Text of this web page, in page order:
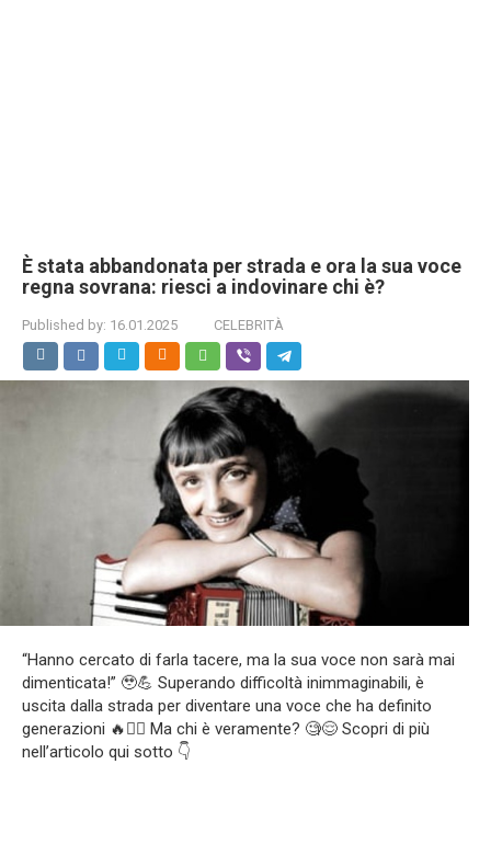
È stata abbandonata per strada e ora la sua voce
regna sovrana: riesci a indovinare chi è?
Published by: 16.01.2025 CELEBRITÀ
“Hanno cercato di farla tacere, ma la sua voce non sarà mai
dimenticata!” 🥹💪 Superando difficoltà inimmaginabili, è
uscita dalla strada per diventare una voce che ha definito
generazioni 🔥❤️‍🔥 Ma chi è veramente? 🧐😌 Scopri di più
nell’articolo qui sotto 👇